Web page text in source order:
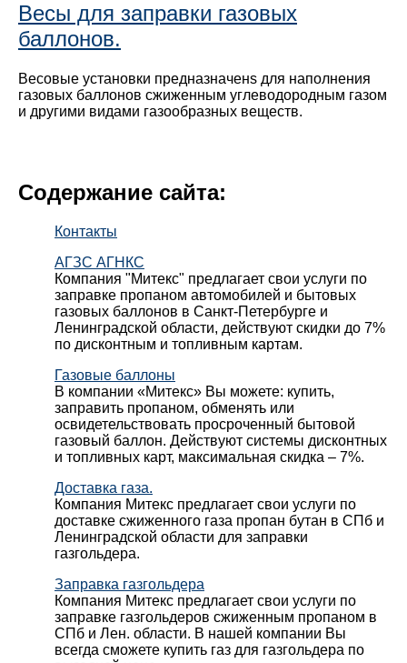
Весы для заправки газовых
баллонов.
Весовые установки предназначенs для наполнения
газовых баллонов сжиженным углеводородным газом
и другими видами газообразных веществ.
Содержание сайта:
Контакты
АГЗС АГНКС
Компания "Митекс" предлагает свои услуги по
заправке пропаном автомобилей и бытовых
газовых баллонов в Санкт-Петербурге и
Ленинградской области, действуют скидки до 7%
по дисконтным и топливным картам.
Газовые баллоны
В компании «Митекс» Вы можете: купить,
заправить пропаном, обменять или
освидетельствовать просроченный бытовой
газовый баллон. Действуют системы дисконтных
и топливных карт, максимальная скидка – 7%.
Доставка газа.
Компания Митекс предлагает свои услуги по
доставке сжиженного газа пропан бутан в СПб и
Ленинградской области для заправки
газгольдера.
Заправка газгольдера
Компания Митекс предлагает свои услуги по
заправке газгольдеров сжиженным пропаном в
СПб и Лен. области. В нашей компании Вы
всегда сможете купить газ для газгольдера по